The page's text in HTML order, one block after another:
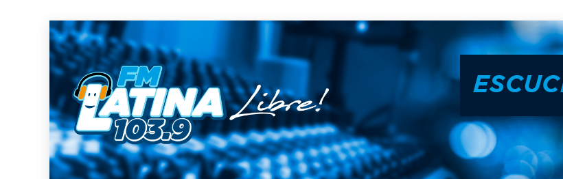
Skip
to
content
NOTICIAS